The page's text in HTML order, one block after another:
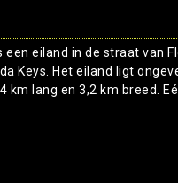
een eiland in de straat van
Keys. Het eiland ligt
km lang en 3,2 km breed.